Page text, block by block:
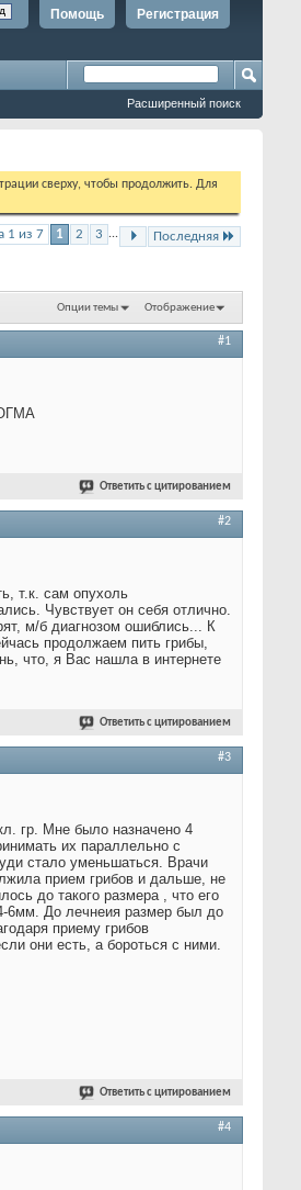
Регистрация
Помощь
Расширенный поиск
сверху, чтобы продолжить. Для
1 из 7 1 2 3 ... Последняя
Опции темы Отображение
#1
Ответить с цитированием
#2
т.к. сам опухоль
Чувствует он себя отлично.
м/б диагнозом ошиблись... К
продолжаем пить грибы,
что, я Вас нашла в интернете
Ответить с цитированием
#3
гр. Мне было назначено 4
их параллельно с
стало уменьшаться. Врачи
прием грибов и дальше, не
до такого размера , что его
6мм. До лечнеия размер был до
приему грибов
они есть, а бороться с ними.
Ответить с цитированием
#4